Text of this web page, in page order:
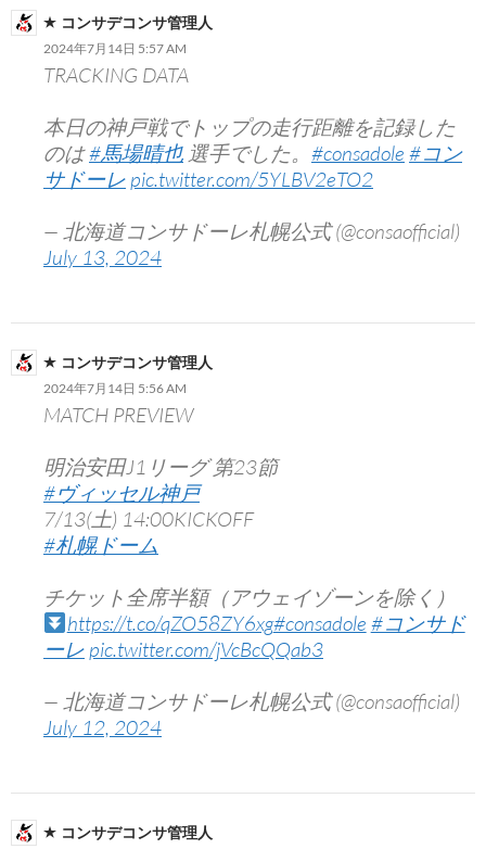
コンサデコンサ管理人
2024年7月14日 5:57 AM
TRACKING DATA
本日の神戸戦でトップの走行距離を記録した
のは#馬場晴也 選手でした。 #consadole #コン
サドーレ pic.twitter.com/5YLBV2eTO2
— 北海道コンサドーレ札幌公式 (@consaofficial)
July 13, 2024
コンサデコンサ管理人
2024年7月14日 5:56 AM
MATCH PREVIEW
明治安田J1リーグ 第23節
#ヴィッセル神戸
7/13(土) 14:00KICKOFF
#札幌ドーム
チケット全席半額（アウェイゾーンを除く）
https://t.co/qZO58ZY6xg#consadole #コンサド
ーレ pic.twitter.com/jVcBcQQab3
— 北海道コンサドーレ札幌公式 (@consaofficial)
July 12, 2024
コンサデコンサ管理人